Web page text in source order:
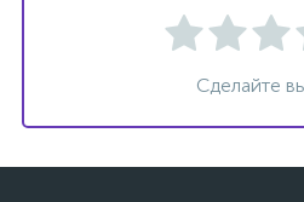
Сделайте